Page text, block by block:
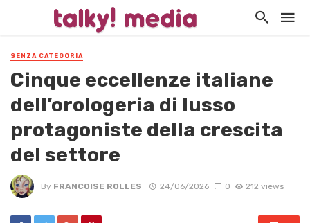
SENZA CATEGORIA
Cinque eccellenze italiane
dell’orologeria di lusso
protagoniste della crescita
del settore
By FRANCOISE ROLLES 24/06/2026 0 212 views